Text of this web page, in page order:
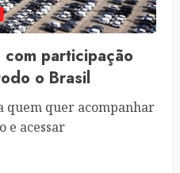
participação
o Brasil
quem quer acompanhar
e acessar